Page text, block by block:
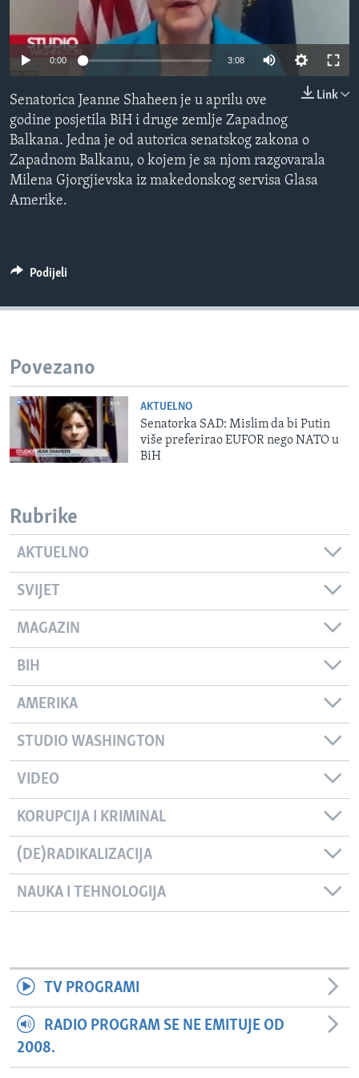
O GLASU AMERIKE
PRATITE NAS
Jezici
0:00 3:08
Link
Senatorica Jeanne Shaheen je u aprilu ove
godine posjetila BiH i druge zemlje Zapadnog
Balkana. Jedna je od autorica senatskog zakona o
Zapadnom Balkanu, o kojem je sa njom razgovarala
Milena Gjorgjievska iz makedonskog servisa Glasa
Amerike.
Podijeli
Povezano
AKTUELNO
Senatorka SAD: Mislim da bi Putin
više preferirao EUFOR nego NATO u
BiH
Rubrike
AKTUELNO
SVIJET
MAGAZIN
BIH
AMERIKA
STUDIO WASHINGTON
VIDEO
KORUPCIJA I KRIMINAL
(DE)RADIKALIZACIJA
NAUKA I TEHNOLOGIJA
TV PROGRAMI
RADIO PROGRAM SE NE EMITUJE OD
2008.